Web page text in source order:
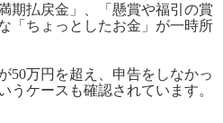
期払戻金」、「懸賞や福引の賞
「ちょっとしたお金」が一時所
50万円を超え、申告をしなかっ
うケースも確認されています。